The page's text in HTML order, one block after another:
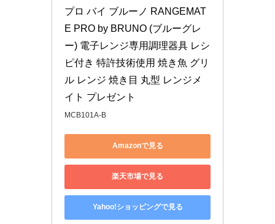
プロ バイ ブルーノ RANGEMAT
E PRO by BRUNO (ブルーグレ
ー) 電子レンジ専用調理器具 レシ
ピ付き 特許技術使用 焼き魚 グリ
ル レンジ 焼き目 丸型 レンジメ
イト プレゼント
MCB101A-B
Amazonで見る
楽天市場で見る
Yahoo!ショッピングで見る